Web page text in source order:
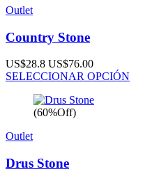
Outlet
Country Stone
US$28.8 US$76.00
SELECCIONAR OPCIÓN
(60%Off)
Outlet
Drus Stone